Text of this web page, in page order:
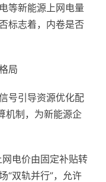
等新能源上网电量
标志着，内卷是否
局
号引导资源优化配
机制，为新能源企
电价由固定补贴转
“双轨并行”，允许